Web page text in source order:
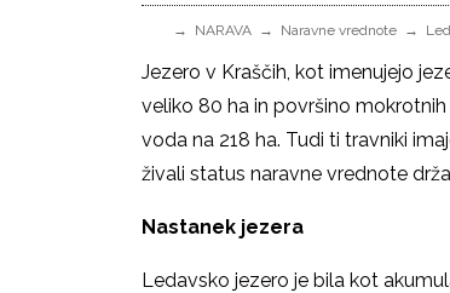
NARAVA Naravne vrednote
Jezero v Kraščih, kot imenujejo
veliko 80 ha in površino
voda na 218 ha. Tudi ti travniki
živali status naravne vrednote
Nastanek jezera
Ledavsko jezero je bila kot